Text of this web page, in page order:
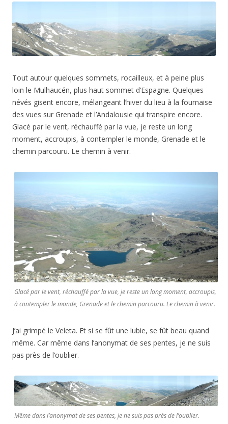
Tout autour quelques sommets, rocailleux, et à peine plus
loin le Mulhaucén, plus haut sommet d’Espagne. Quelques
névés gisent encore, mélangeant l’hiver du lieu à la fournaise
des vues sur Grenade et l’Andalousie qui transpire encore.
Glacé par le vent, réchauffé par la vue, je reste un long
moment, accroupis, à contempler le monde, Grenade et le
chemin parcouru. Le chemin à venir.
Glacé par le vent, réchauffé par la vue, je reste un long moment, accroupis,
à contempler le monde, Grenade et le chemin parcouru. Le chemin à venir.
J’ai grimpé le Veleta. Et si se fût une lubie, se fût beau quand
même. Car même dans l’anonymat de ses pentes, je ne suis
pas près de l’oublier.
Même dans l’anonymat de ses pentes, je ne suis pas près de l’oublier.